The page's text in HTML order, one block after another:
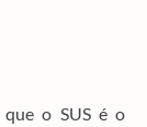
que o SUS é o